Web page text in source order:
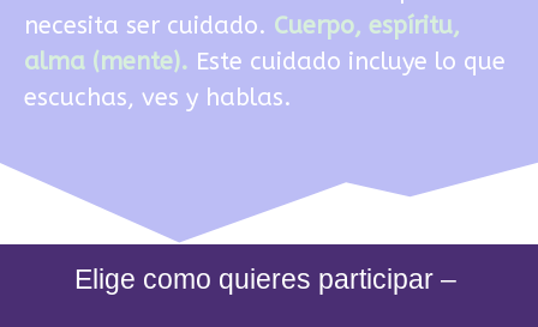
necesita ser cuidado. Cuerpo, espíritu,
alma (mente). Este cuidado incluye lo que
escuchas, ves y hablas.
Elige como quieres participar –